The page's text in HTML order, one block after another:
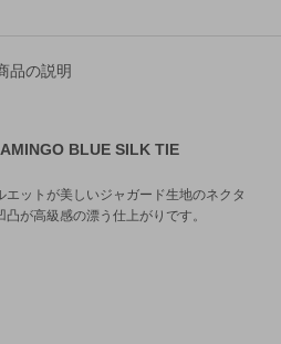
品の説明
BLUE SILK TIE
ットが美しいジャガード生地のネクタ
が高級感の漂う仕上がりです。